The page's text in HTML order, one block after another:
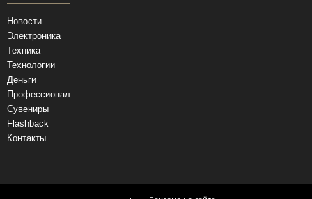
Новости
Электроника
Техника
Технологии
Деньги
Профессионал
Сувениры
Flashback
Контакты